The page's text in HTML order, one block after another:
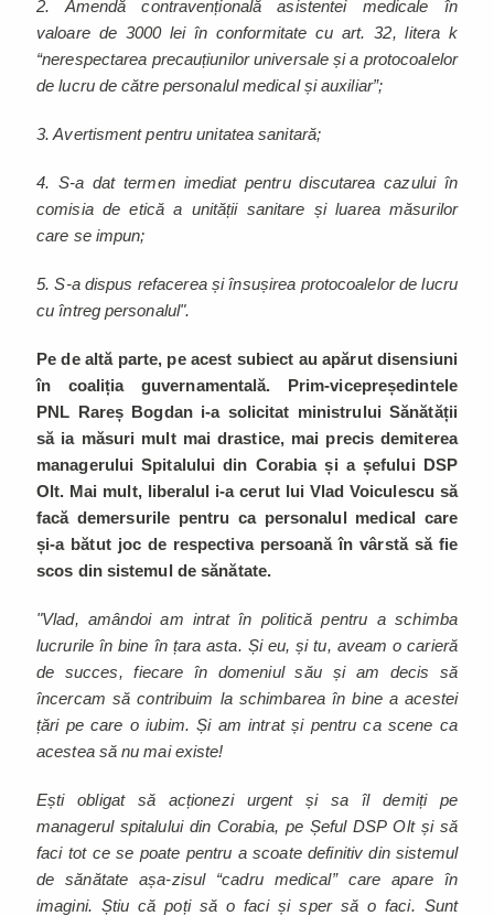
2. Amendă contravențională asistentei medicale în
valoare de 3000 lei în conformitate cu art. 32, litera k
“nerespectarea precauțiunilor universale și a protocoalelor
de lucru de către personalul medical și auxiliar”;
3. Avertisment pentru unitatea sanitară;
4. S-a dat termen imediat pentru discutarea cazului în
comisia de etică a unității sanitare și luarea măsurilor
care se impun;
5. S-a dispus refacerea și însușirea protocoalelor de lucru
cu întreg personalul".
Pe de altă parte, pe acest subiect au apărut disensiuni
în coaliția guvernamentală. Prim-vicepreședintele
PNL Rareș Bogdan i-a solicitat ministrului Sănătății
să ia măsuri mult mai drastice, mai precis demiterea
managerului Spitalului din Corabia și a șefului DSP
Olt. Mai mult, liberalul i-a cerut lui Vlad Voiculescu să
facă demersurile pentru ca personalul medical care
și-a bătut joc de respectiva persoană în vârstă să fie
scos din sistemul de sănătate.
"Vlad, amândoi am intrat în politică pentru a schimba
lucrurile în bine în țara asta. Și eu, și tu, aveam o carieră
de succes, fiecare în domeniul său și am decis să
încercam să contribuim la schimbarea în bine a acestei
țări pe care o iubim. Și am intrat și pentru ca scene ca
acestea să nu mai existe!
Ești obligat să acționezi urgent și sa îl demiți pe
managerul spitalului din Corabia, pe Șeful DSP Olt și să
faci tot ce se poate pentru a scoate definitiv din sistemul
de sănătate așa-zisul “cadru medical” care apare în
imagini. Știu că poți să o faci și sper să o faci. Sunt